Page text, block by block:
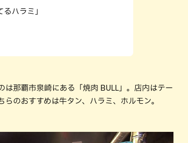
ハラミ」
那覇市泉崎にある「焼肉 BULL」。店内はテー
のおすすめは牛タン、ハラミ、ホルモン。